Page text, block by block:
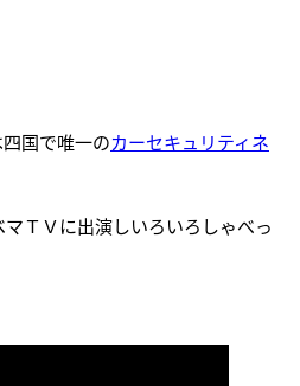
国で唯一のカーセキュリティネ
ＴＶに出演しいろいろしゃべっ